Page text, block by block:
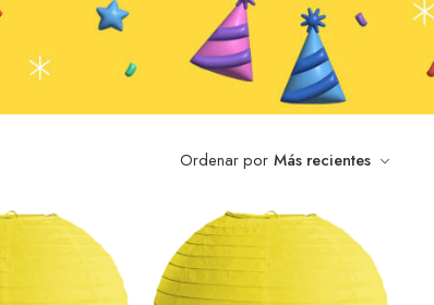
Ordenar por Más recientes